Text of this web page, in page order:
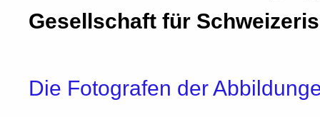
Gesellschaft für
Die Fotografen der